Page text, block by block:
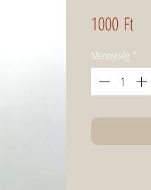
1000 FtÁr
Mennyiség *